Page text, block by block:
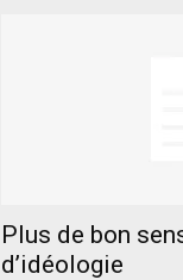
Plus de bon
d’idéologie